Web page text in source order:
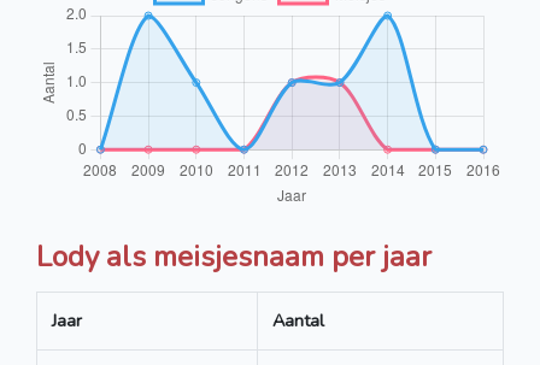
Lody als meisjesnaam per jaar
Jaar Aantal